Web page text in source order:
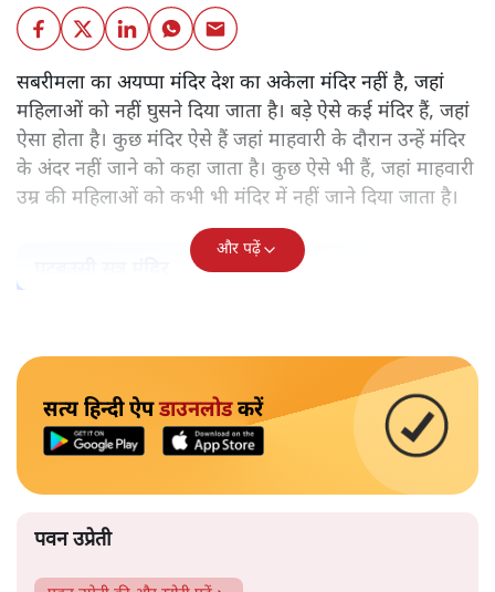
सबरीमला का अयप्पा मंदिर देश का अकेला मंदिर नहीं है, जहां
महिलाओं को नहीं घुसने दिया जाता है। बड़े ऐसे कई मंदिर हैं, जहां
ऐसा होता है। कुछ मंदिर ऐसे हैं जहां माहवारी के दौरान उन्हें मंदिर
के अंदर नहीं जाने को कहा जाता है। कुछ ऐसे भी हैं, जहां माहवारी
उम्र की महिलाओं को कभी भी मंदिर में नहीं जाने दिया जाता है।
और पढ़ें
सत्य हिन्दी ऐपडाउनलोडकरें
पवन उप्रेती